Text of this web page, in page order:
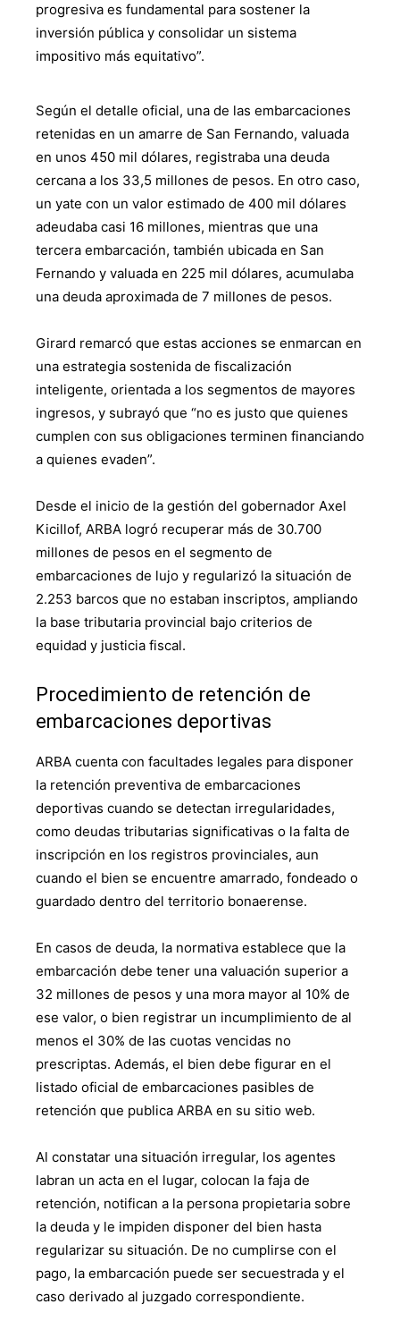
progresiva es fundamental para sostener la
inversión pública y consolidar un sistema
impositivo más equitativo”.
Según el detalle oficial, una de las embarcaciones
retenidas en un amarre de San Fernando, valuada
en unos 450 mil dólares, registraba una deuda
cercana a los 33,5 millones de pesos. En otro caso,
un yate con un valor estimado de 400 mil dólares
adeudaba casi 16 millones, mientras que una
tercera embarcación, también ubicada en San
Fernando y valuada en 225 mil dólares, acumulaba
una deuda aproximada de 7 millones de pesos.
Girard remarcó que estas acciones se enmarcan en
una estrategia sostenida de fiscalización
inteligente, orientada a los segmentos de mayores
ingresos, y subrayó que “no es justo que quienes
cumplen con sus obligaciones terminen financiando
a quienes evaden”.
Desde el inicio de la gestión del gobernador Axel
Kicillof, ARBA logró recuperar más de 30.700
millones de pesos en el segmento de
embarcaciones de lujo y regularizó la situación de
2.253 barcos que no estaban inscriptos, ampliando
la base tributaria provincial bajo criterios de
equidad y justicia fiscal.
Procedimiento de retención de
embarcaciones deportivas
ARBA cuenta con facultades legales para disponer
la retención preventiva de embarcaciones
deportivas cuando se detectan irregularidades,
como deudas tributarias significativas o la falta de
inscripción en los registros provinciales, aun
cuando el bien se encuentre amarrado, fondeado o
guardado dentro del territorio bonaerense.
En casos de deuda, la normativa establece que la
embarcación debe tener una valuación superior a
32 millones de pesos y una mora mayor al 10% de
ese valor, o bien registrar un incumplimiento de al
menos el 30% de las cuotas vencidas no
prescriptas. Además, el bien debe figurar en el
listado oficial de embarcaciones pasibles de
retención que publica ARBA en su sitio web.
Al constatar una situación irregular, los agentes
labran un acta en el lugar, colocan la faja de
retención, notifican a la persona propietaria sobre
la deuda y le impiden disponer del bien hasta
regularizar su situación. De no cumplirse con el
pago, la embarcación puede ser secuestrada y el
caso derivado al juzgado correspondiente.